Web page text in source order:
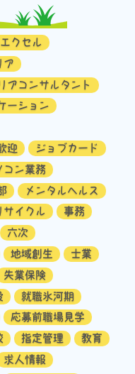
エクセル
ア
アコンサルタント
ーション
迎
ジョブカード
コン業務
メンタルヘルス
サイクル
事務
六次
地域創生
士業
失業保険
就職氷河期
応募前職場見学
指定管理
教育
求人情報